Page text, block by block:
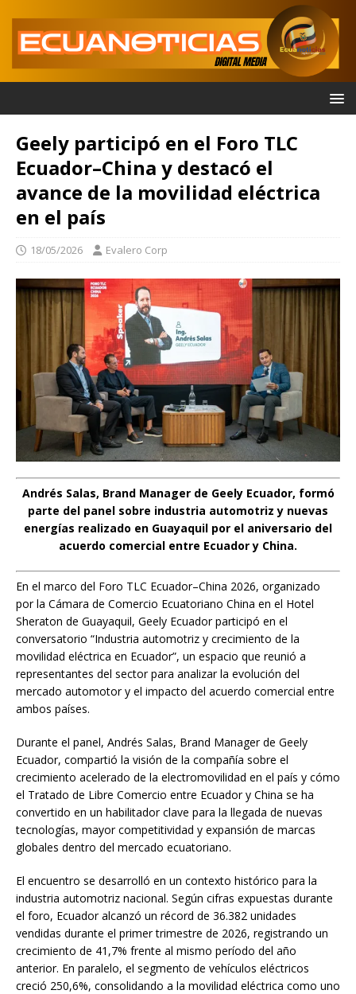
Geely participó en el Foro TLC
Ecuador–China y destacó el
avance de la movilidad eléctrica
en el país
18/05/2026 Evalero Corp
Andrés Salas, Brand Manager de Geely Ecuador, formó
parte del panel sobre industria automotriz y nuevas
energías realizado en Guayaquil por el aniversario del
acuerdo comercial entre Ecuador y China.
En el marco del Foro TLC Ecuador–China 2026, organizado
por la Cámara de Comercio Ecuatoriano China en el Hotel
Sheraton de Guayaquil, Geely Ecuador participó en el
conversatorio “Industria automotriz y crecimiento de la
movilidad eléctrica en Ecuador”, un espacio que reunió a
representantes del sector para analizar la evolución del
mercado automotor y el impacto del acuerdo comercial entre
ambos países.
Durante el panel, Andrés Salas, Brand Manager de Geely
Ecuador, compartió la visión de la compañía sobre el
crecimiento acelerado de la electromovilidad en el país y cómo
el Tratado de Libre Comercio entre Ecuador y China se ha
convertido en un habilitador clave para la llegada de nuevas
tecnologías, mayor competitividad y expansión de marcas
globales dentro del mercado ecuatoriano.
El encuentro se desarrolló en un contexto histórico para la
industria automotriz nacional. Según cifras expuestas durante
el foro, Ecuador alcanzó un récord de 36.382 unidades
vendidas durante el primer trimestre de 2026, registrando un
crecimiento de 41,7% frente al mismo período del año
anterior. En paralelo, el segmento de vehículos eléctricos
creció 250,6%, consolidando a la movilidad eléctrica como uno